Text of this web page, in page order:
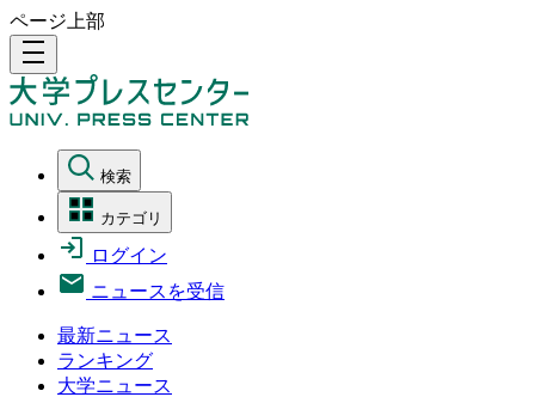
ページ上部
density_medium
検索
カテゴリ
ログイン
ニュースを受信
最新ニュース
ランキング
大学ニュース